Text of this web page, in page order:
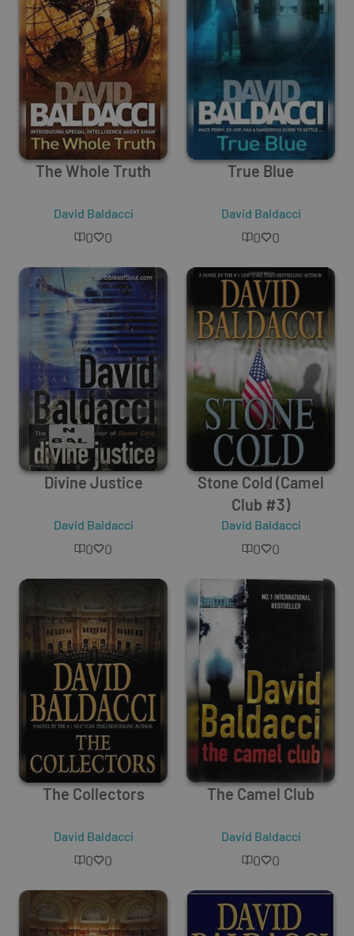
The Whole Truth
David Baldacci
0 0
True Blue
David Baldacci
0 0
Divine Justice
David Baldacci
0 0
Stone Cold (Camel
Club #3)
David Baldacci
0 0
The Collectors
David Baldacci
0 0
The Camel Club
David Baldacci
0 0